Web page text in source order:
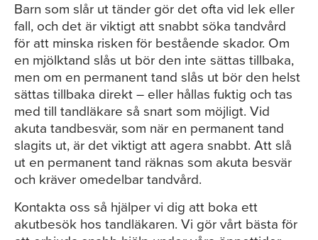
Barn som slår ut tänder gör det ofta vid lek eller
fall, och det är viktigt att snabbt söka tandvård
för att minska risken för bestående skador. Om
en mjölktand slås ut bör den inte sättas tillbaka,
men om en permanent tand slås ut bör den helst
sättas tillbaka direkt – eller hållas fuktig och tas
med till tandläkare så snart som möjligt. Vid
akuta tandbesvär, som när en permanent tand
slagits ut, är det viktigt att agera snabbt. Att slå
ut en permanent tand räknas som akuta besvär
och kräver omedelbar tandvård.
Kontakta oss så hjälper vi dig att boka ett
akutbesök hos tandläkaren. Vi gör vårt bästa för